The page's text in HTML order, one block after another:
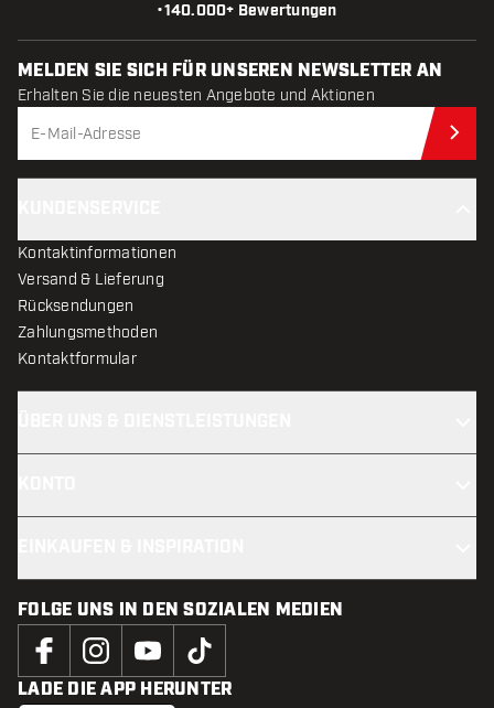
•140.000+ Bewertungen
MELDEN SIE SICH FÜR UNSEREN NEWSLETTER AN
Erhalten Sie die neuesten Angebote und Aktionen
Kontaktinformationen
Versand & Lieferung
Rücksendungen
Zahlungsmethoden
Kontaktformular
FOLGE UNS IN DEN SOZIALEN MEDIEN
LADE DIE APP HERUNTER